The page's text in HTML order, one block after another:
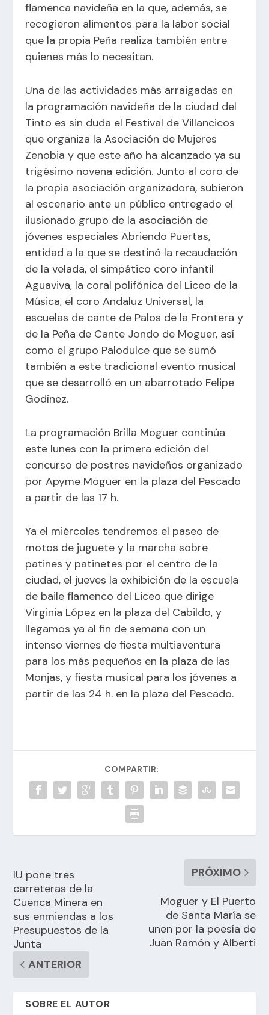
flamenca navideña en la que, además, se
recogieron alimentos para la labor social
que la propia Peña realiza también entre
quienes más lo necesitan.
Una de las actividades más arraigadas en
la programación navideña de la ciudad del
Tinto es sin duda el Festival de Villancicos
que organiza la Asociación de Mujeres
Zenobia y que este año ha alcanzado ya su
trigésimo novena edición. Junto al coro de
la propia asociación organizadora, subieron
al escenario ante un público entregado el
ilusionado grupo de la asociación de
jóvenes especiales Abriendo Puertas,
entidad a la que se destinó la recaudación
de la velada, el simpático coro infantil
Aguaviva, la coral polifónica del Liceo de la
Música, el coro Andaluz Universal, la
escuelas de cante de Palos de la Frontera y
de la Peña de Cante Jondo de Moguer, así
como el grupo Palodulce que se sumó
también a este tradicional evento musical
que se desarrolló en un abarrotado Felipe
Godínez.
La programación Brilla Moguer continúa
este lunes con la primera edición del
concurso de postres navideños organizado
por Apyme Moguer en la plaza del Pescado
a partir de las 17 h.
Ya el miércoles tendremos el paseo de
motos de juguete y la marcha sobre
patines y patinetes por el centro de la
ciudad, el jueves la exhibición de la escuela
de baile flamenco del Liceo que dirige
Virginia López en la plaza del Cabildo, y
llegamos ya al fin de semana con un
intenso viernes de fiesta multiaventura
para los más pequeños en la plaza de las
Monjas, y fiesta musical para los jóvenes a
partir de las 24 h. en la plaza del Pescado.
COMPARTIR:
IU pone tres
carreteras de la
Cuenca Minera en
sus enmiendas a los
Presupuestos de la
Junta
ANTERIOR
PRÓXIMO
Moguer y El Puerto
de Santa María se
unen por la poesía de
Juan Ramón y Alberti
SOBRE EL AUTOR